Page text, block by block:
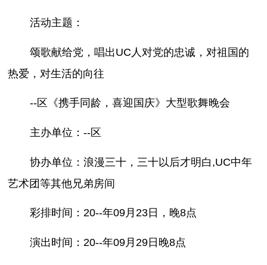
活动主题：
颂歌献给党，唱出UC人对党的忠诚，对祖国的
热爱，对生活的向往
--区《携手同龄，喜迎国庆》大型歌舞晚会
主办单位：--区
协办单位：浪漫三十，三十以后才明白,UC中年
艺术团等其他兄弟房间
彩排时间：20--年09月23日，晚8点
演出时间：20--年09月29日晚8点